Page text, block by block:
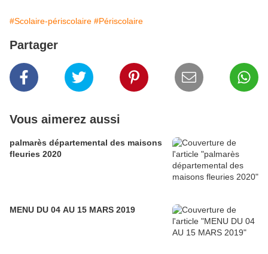
#Scolaire-périscolaire #Périscolaire
Partager
Vous aimerez aussi
palmarès départemental des maisons
fleuries 2020
MENU DU 04 AU 15 MARS 2019